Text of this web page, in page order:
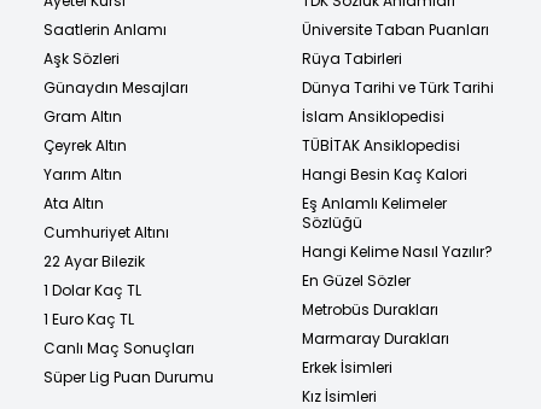
Saatlerin Anlamı
Aşk Sözleri
Günaydın Mesajları
Gram Altın
Çeyrek Altın
Yarım Altın
Ata Altın
Cumhuriyet Altını
22 Ayar Bilezik
1 Dolar Kaç TL
1 Euro Kaç TL
Canlı Maç Sonuçları
Süper Lig Puan Durumu
Üniversite Taban Puanları
Rüya Tabirleri
Dünya Tarihi ve Türk Tarihi
İslam Ansiklopedisi
TÜBİTAK Ansiklopedisi
Hangi Besin Kaç Kalori
Eş Anlamlı Kelimeler
Sözlüğü
Hangi Kelime Nasıl Yazılır?
En Güzel Sözler
Metrobüs Durakları
Marmaray Durakları
Erkek İsimleri
Kız İsimleri